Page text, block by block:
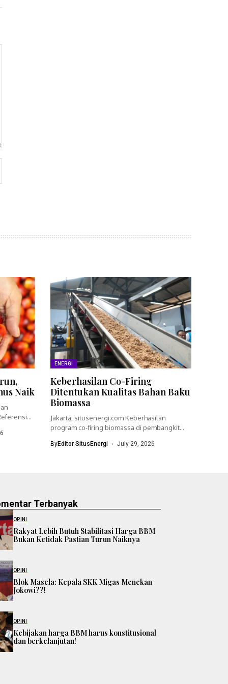
Naik
ENERGI
Keberhasilan Co-Firing
Ditentukan Kualitas Bahan Baku
Biomassa
Jakarta, situsenergi.com Keberhasilan
program co-firing biomassa di pembangkit
ByEditor SitusEnergi July 29, 2026
Terbanyak
OPINI
Rakyat Lebih Butuh Stabilitasi Harga BBM
Bukan Ketidak Pastian Turun Naiknya
OPINI
Blok Masela: Kepala SKK Migas Menekan
Jokowi??!
OPINI
Kebijakan harga BBM harus konstitusional
dan berkelanjutan!